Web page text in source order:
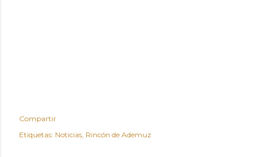
Compartir
Etiquetas: Noticias Rincón de Ademuz